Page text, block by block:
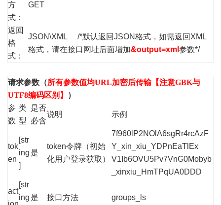
方
式：
GET
返回
格
式：
JSON\XML /*默认返回JSON格式，如需返回XML
格式，请在接口网址后面增加&output=xml 参数*/
请求参数（所有参数值均URL加密后传输【注意GBK与
UTF8编码区别】
）
参
数
类
型
是否
必含
说明 示例
tok
en
[str
ing
]
是
token令牌（初始
化用户登录获取）
7f960lP2NOlA6sgRr4rcAzF
Y_xin_xiu_YDPnEaTlEx
V1Ib6OVU5Pv7VnG0Mobyb
_xinxiu_HmTPqUA0DDD
act
[str
ing 是 接口方法 groups_ls